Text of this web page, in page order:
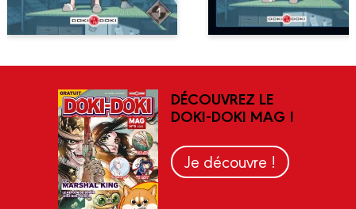
DÉCOUVREZ LE
DOKI-DOKI MAG !
Je découvre !